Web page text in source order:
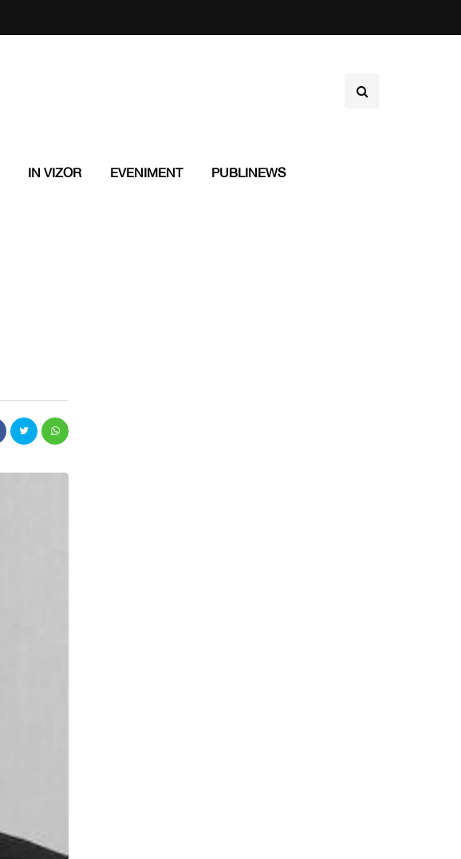
IN VIZOR EVENIMENT PUBLINEWS